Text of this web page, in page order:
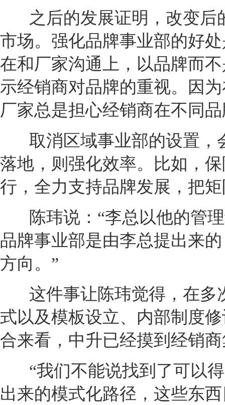
之后的发展证明，改变
市场。强化品牌事业部的好
在和厂家沟通上，以品牌而
示经销商对品牌的重视。因
厂家总是担心经销商在不同
取消区域事业部的设置，
落地，则强化效率。比如，
行，全力支持品牌发展，把
陈玮说：“李总以他的管
品牌事业部是由李总提出来
方向。”
这件事让陈玮觉得，在多
式以及模板设立、内部制度
合来看，中升已经摸到 经销商
“我们不能说找到了可以
出来的模式化路径，这些东